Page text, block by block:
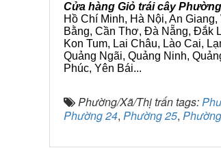
Cửa hàng Giỏ trái cây
Hồ Chí Minh, Hà Nội, An
Bằng, Cần Thơ, Đà Nẵng, Đắk
Kon Tum, Lai Châu, Lào Cai,
Quảng Ngãi, Quảng Ninh,
Phúc, Yên Bái...
Phường/Xã/Thị trấn tags:
Phường 24, Phường 25,